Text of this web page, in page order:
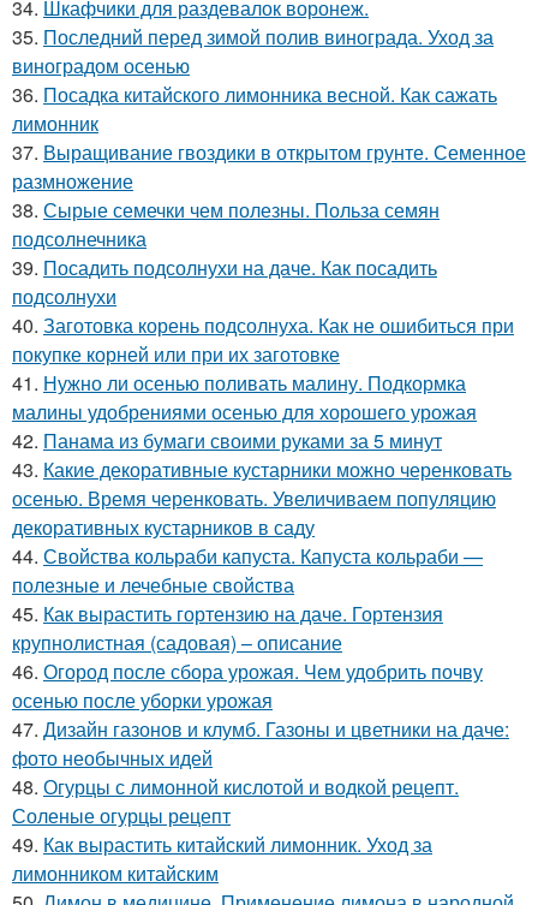
34. Шкафчики для раздевалок воронеж.
35. Последний перед зимой полив винограда. Уход за
виноградом осенью
36. Посадка китайского лимонника весной. Как сажать
лимонник
37. Выращивание гвоздики в открытом грунте. Семенное
размножение
38. Сырые семечки чем полезны. Польза семян
подсолнечника
39. Посадить подсолнухи на даче. Как посадить
подсолнухи
40. Заготовка корень подсолнуха. Как не ошибиться при
покупке корней или при их заготовке
41. Нужно ли осенью поливать малину. Подкормка
малины удобрениями осенью для хорошего урожая
42. Панама из бумаги своими руками за 5 минут
43. Какие декоративные кустарники можно черенковать
осенью. Время черенковать. Увеличиваем популяцию
декоративных кустарников в саду
44. Свойства кольраби капуста. Капуста кольраби —
полезные и лечебные свойства
45. Как вырастить гортензию на даче. Гортензия
крупнолистная (садовая) – описание
46. Огород после сбора урожая. Чем удобрить почву
осенью после уборки урожая
47. Дизайн газонов и клумб. Газоны и цветники на даче:
фото необычных идей
48. Огурцы с лимонной кислотой и водкой рецепт.
Соленые огурцы рецепт
49. Как вырастить китайский лимонник. Уход за
лимонником китайским